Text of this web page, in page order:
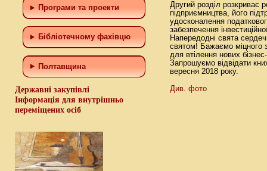
Програми та проекти
Бiблiотечному фахiвцю
Полтавщина
Державні закупівлі
Інформація для внутрішньо
переміщених осіб
Другий розділ розкриває
підприємництва, його
удосконалення
забезпечення
Напередодні свята
святом! Бажаємо міцного
для втілення нових
Запрошуємо відвідати
вересня 2018 року.
Див. фото